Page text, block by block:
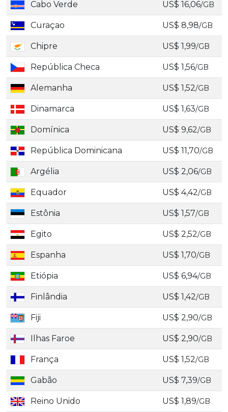
Cabo Verde US$ 16,06/GB
Curaçao US$ 8,98/GB
Chipre US$ 1,99/GB
República Checa US$ 1,56/GB
Alemanha US$ 1,52/GB
Dinamarca US$ 1,63/GB
Domínica US$ 9,62/GB
República Dominicana US$ 11,70/GB
Argélia US$ 2,06/GB
Equador US$ 4,42/GB
Estônia US$ 1,57/GB
Egito US$ 2,52/GB
Espanha US$ 1,70/GB
Etiópia US$ 6,94/GB
Finlândia US$ 1,42/GB
Fiji US$ 2,90/GB
Ilhas Faroe US$ 2,90/GB
França US$ 1,52/GB
Gabão US$ 7,39/GB
Reino Unido US$ 1,89/GB